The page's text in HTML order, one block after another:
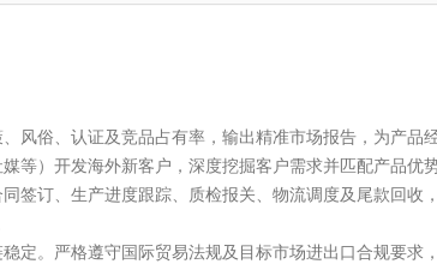
风俗、认证及竞品占有率，输出精准市场报告，为产品
等）开发海外新客户，深度挖掘客户需求并匹配产品优
签订、生产进度跟踪、质检报关、物流调度及尾款回
定。严格遵守国际贸易法规及目标市场进出口合规要求